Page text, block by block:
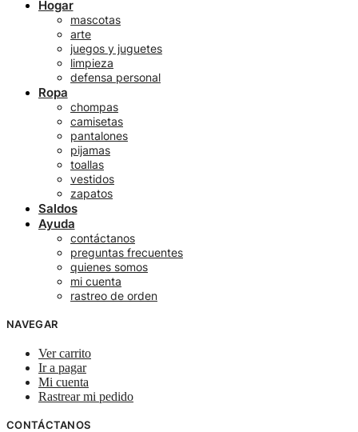
Hogar
mascotas
arte
juegos y juguetes
limpieza
defensa personal
Ropa
chompas
camisetas
pantalones
pijamas
toallas
vestidos
zapatos
Saldos
Ayuda
contáctanos
preguntas frecuentes
quienes somos
mi cuenta
rastreo de orden
NAVEGAR
Ver carrito
Ir a pagar
Mi cuenta
Rastrear mi pedido
CONTÁCTANOS